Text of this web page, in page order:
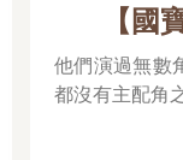
【國
他們演過無數
都沒有主配角